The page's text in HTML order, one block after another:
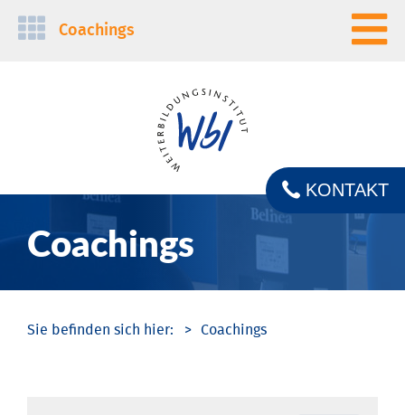
Navigation
Coachings
Coachings
KONTAKT
Coachings